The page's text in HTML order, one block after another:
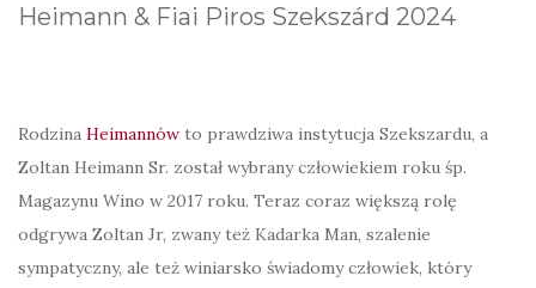
Heimann & Fiai Piros Szekszárd 2024
Rodzina Heimannów to prawdziwa instytucja Szekszardu, a
Zoltan Heimann Sr. został wybrany człowiekiem roku śp.
Magazynu Wino w 2017 roku. Teraz coraz większą rolę
odgrywa Zoltan Jr, zwany też Kadarka Man, szalenie
sympatyczny, ale też winiarsko świadomy człowiek, który